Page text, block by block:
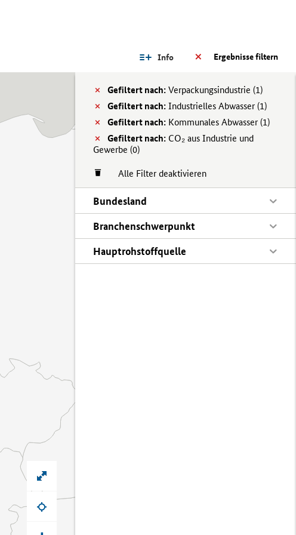
Ergebnisse filtern
Info
Gefiltert nach: Verpackungsindustrie (1)
Gefiltert nach: Industrielles Abwasser (1)
Gefiltert nach: Kommunales Abwasser (1)
Gefiltert nach: CO₂ aus Industrie und
Gewerbe (0)
Alle Filter deaktivieren
Bundesland
Branchenschwerpunkt
Hauptrohstoffquelle